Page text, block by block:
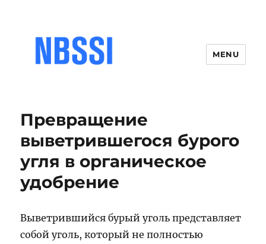
MENU
Превращение
выветрившегося бурого
угля в органическое
удобрение
Выветрившийся бурый уголь представляет
собой уголь, который не полностью